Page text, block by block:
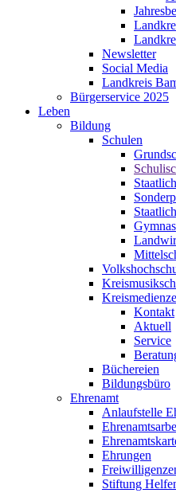
Newsletter
Social Media
Landkreis
Bürgerservice 2025
Leben
Bildung
Schulen
Kontakt
Aktuell
Service
Büchereien
Bildungsbüro
Ehrenamt
Anlaufstelle
Ehrungen
Stiftung